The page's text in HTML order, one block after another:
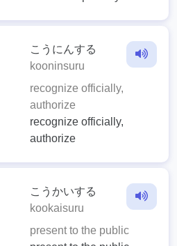
こうにんする
kooninsuru
recognize officially,
authorize
recognize officially,
authorize
こうかいする
kookaisuru
present to the public